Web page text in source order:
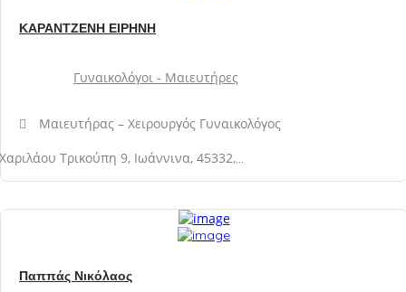
ΚΑΡΑΝΤΖΕΝΗ ΕΙΡΗΝΗ
Γυναικολόγοι - Μαιευτήρες
Μαιευτήρας – Χειρουργός Γυναικολόγος
Χαριλάου Τρικούπη 9, Ιωάννινα, 45332, Νομός Ιωαννίνων, Ελλάδα
Παππάς Νικόλαος